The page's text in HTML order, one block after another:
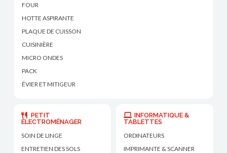
FOUR
HOTTE ASPIRANTE
PLAQUE DE CUISSON
CUISINIÈRE
MICRO ONDES
PACK
ÉVIER ET MITIGEUR
PETIT
ÉLECTROMÉNAGER
SOIN DE LINGE
ENTRETIEN DES SOLS
INFORMATIQUE &
TABLETTES
ORDINATEURS
IMPRIMANTE & SCANNER